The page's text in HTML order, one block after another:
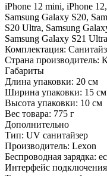
iPhone 12 mini, iPhone
Samsung Galaxy S20,
S20 Ultra, Samsung
Samsung Galaxy S21 Ultra
Комплектация:
Страна производитель:
Габариты
Длина упаковки: 20 см
Ширина упаковки: 15 см
Высота упаковки: 10 см
Вес товара: 775 г
Дополнительно
Тип: UV санитайзер
Производитель: Lexon
Беспроводная зарядка:
Интерфейс